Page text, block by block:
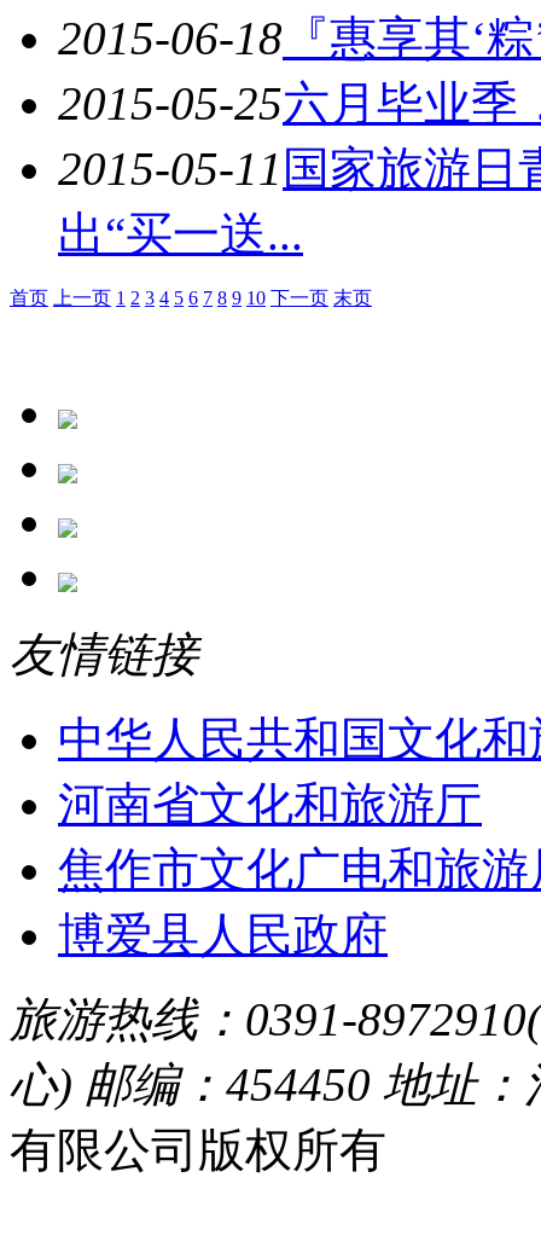
2015-06-18 『惠享其‘
2015-05-25六月毕业季
2015-05-11 国家旅游日
出“买一送...
首页 上一页 1 2 3 4 5 6 7 8 9 10 下一页 末页
友情链接
中华人民共和国文化
河南省文化和旅游厅
焦作市文化广电和旅游
博爱县人民政府
旅游热线：0391-
心) 邮编：454450 地址
有限公司版权所有